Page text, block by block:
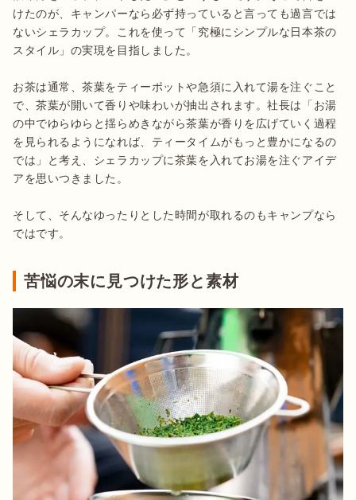
けたのが、キャンパーなら必ず持っていると言っても過言では
ないシェラカップ。これを使って「究極にシンプルな日本茶の
スタイル」の実現を目指しました。
お茶は通常、茶葉をティーポットや急須に入れて湯を注ぐこと
で、茶葉が開いて香りや味わいが抽出されます。社長は「お湯
の中でゆらゆらと揺らめきながら茶葉が香りを広げていく過程
を見られるようになれば、ティータイムがもっと豊かになるの
では」と考え、シェラカップに茶葉を入れてお湯を注ぐアイデ
アを思いつきました。
そして、そんなゆったりとした時間が取れるのもキャンプなら
ではです。
苦悩の末に見つけた形と素材